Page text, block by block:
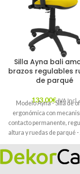
Silla Ayna bali
brazos regulables
de parqué
133,00€ IVA Incl.
Modelo Ayna - Silla de
ergonómica con
contacto permanente,
altura y ruedas de parqué
y respaldo tapizados en
color amarillo
REGULABLES EN